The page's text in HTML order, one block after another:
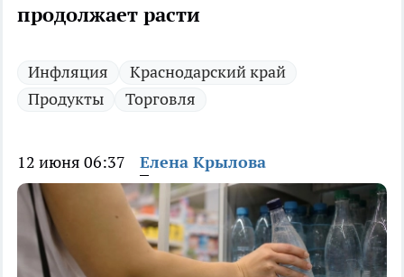
продолжает расти
Инфляция
Краснодарский край
Продукты
Торговля
12 июня 06:37 Елена Крылова